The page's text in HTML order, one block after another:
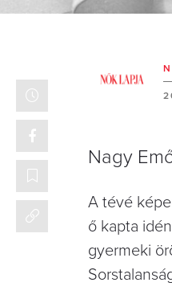
Nagy
A tévé
ő kapta
gyermeki